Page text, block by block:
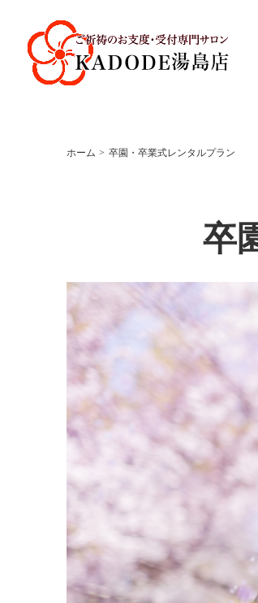
ホーム 卒園・卒業式レンタルプラン
卒